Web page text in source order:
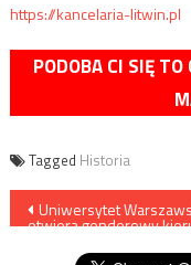
https://kancelaria-litwin.pl
PODOBA CI SIĘ TO
Tagged Historia
Nawigacja
wpisu
Uniwersytet
otwiera genderowy